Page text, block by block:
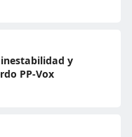
y
PP-Vox